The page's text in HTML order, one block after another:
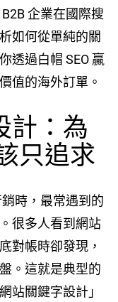
企業在國際搜
如何從單純的關
透過白帽 SEO 贏
值的海外訂單。
計：為
只追求
時，最常遇到的
很多人看到網站
對帳時卻發現，
。這就是典型的
站關鍵字設計」